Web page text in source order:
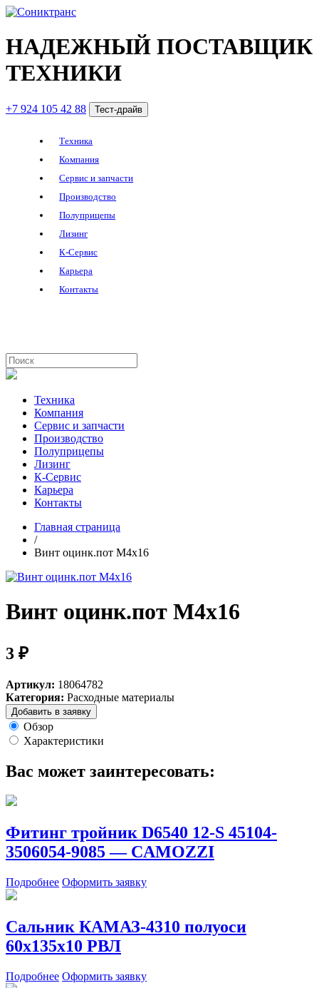
НАДЕЖНЫЙ ПОСТАВЩИК
ТЕХНИКИ
+7 924 105 42 88 Тест-драйв
Техника
Компания
Сервис и запчасти
Производство
Полуприцепы
Лизинг
К-Сервис
Карьера
Контакты
Техника
Компания
Сервис и запчасти
Производство
Полуприцепы
Лизинг
К-Сервис
Карьера
Контакты
Главная страница
/
Винт оцинк.пот М4х16
Винт оцинк.пот М4х16
3 ₽
Артикул: 18064782
Категория: Расходные материалы
Добавить в заявку
Обзор
Характеристики
Вас может заинтересовать:
Фитинг тройник D6540 12-S 45104-
3506054-9085 — CAMOZZI
Подробнее Оформить заявку
Сальник КАМАЗ-4310 полуоси
60х135х10 РВЛ
Подробнее Оформить заявку